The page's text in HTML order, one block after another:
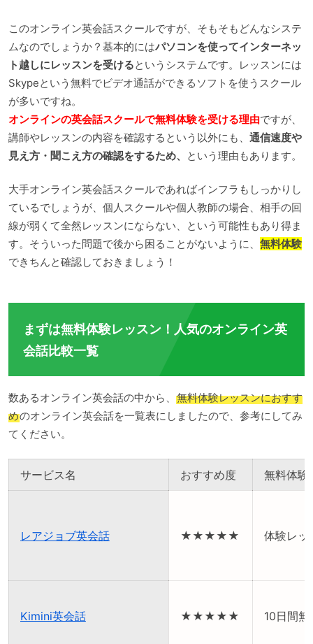
このオンライン英会話スクールですが、そもそもどんなシステ
ムなのでしょうか？基本的にはパソコンを使ってインターネッ
ト越しにレッスンを受けるというシステムです。レッスンには
Skypeという無料でビデオ通話ができるソフトを使うスクール
が多いですね。
オンラインの英会話スクールで無料体験を受ける理由ですが、
講師やレッスンの内容を確認するという以外にも、 通信速度や
見え方・聞こえ方の確認をするため、
という理由もあります。
大手オンライン英会話スクールであればインフラもしっかりし
ているでしょうが、個人スクールや個人教師の場合、相手の回
線が弱くて全然レッスンにならない、という可能性もあり得ま
す。そういった問題で後から困ることがないように、 無料体験
できちんと確認しておきましょう！
まずは無料体験レッスン！人気のオンライン英
会話比較一覧
数あるオンライン英会話の中から、 無料体験レッスンにおすす
めのオンライン英会話を一覧表にしましたので、参考にしてみ
てください。
サービス名 おすすめ度 無料体験
レアジョブ英会話 ★★★★★ 体験レッ
Kimini英会話 ★★★★★ 10日間